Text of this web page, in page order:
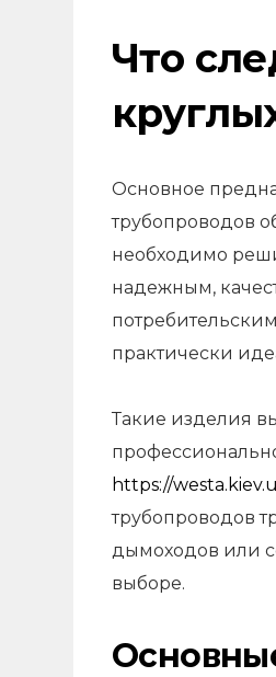
Что
Основное
трубопроводов
необходимо
надежным,
практически
Такие изделия
https://
трубопроводов
дымоходов или
выборе.